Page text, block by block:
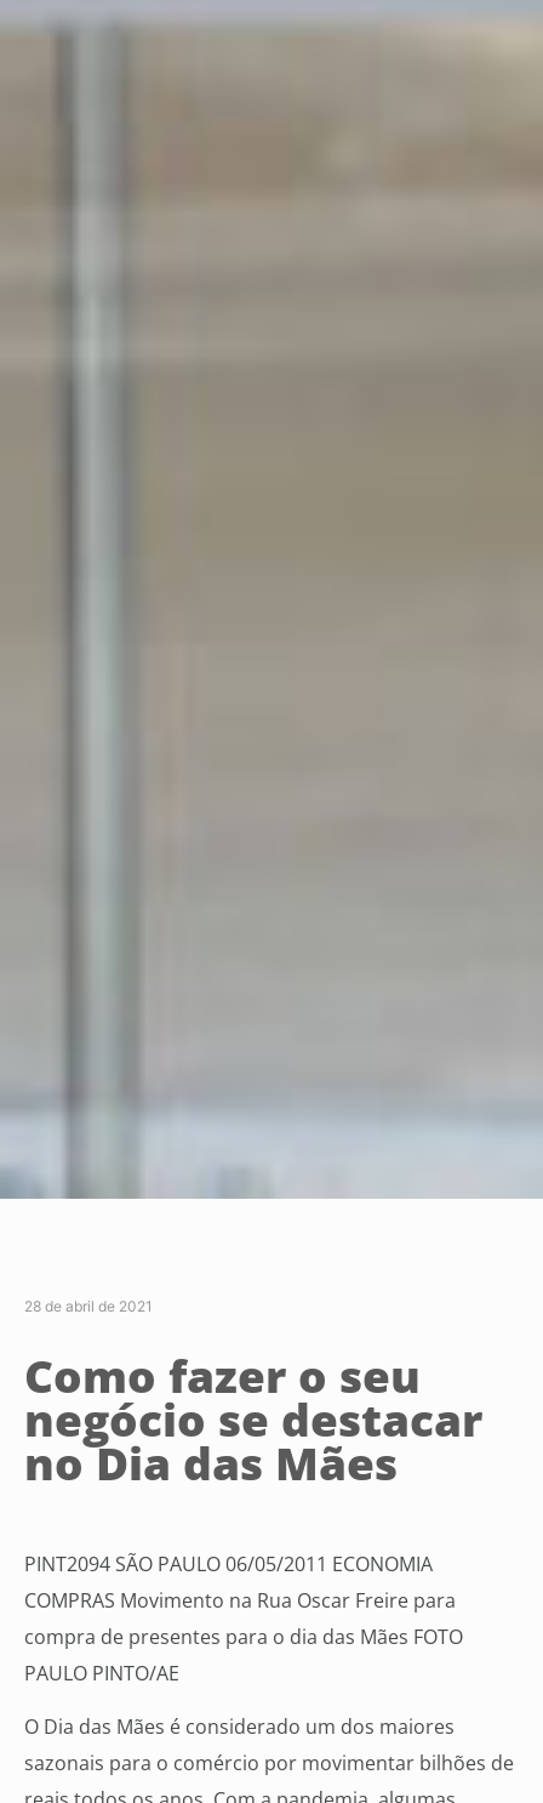
28 de abril de 2021
Como fazer o seu
negócio se destacar
no Dia das Mães
PINT2094 SÃO PAULO 06/05/2011 ECONOMIA
COMPRAS Movimento na Rua Oscar Freire para
compra de presentes para o dia das Mães FOTO
PAULO PINTO/AE
O Dia das Mães é considerado um dos maiores
sazonais para o comércio por movimentar bilhões de